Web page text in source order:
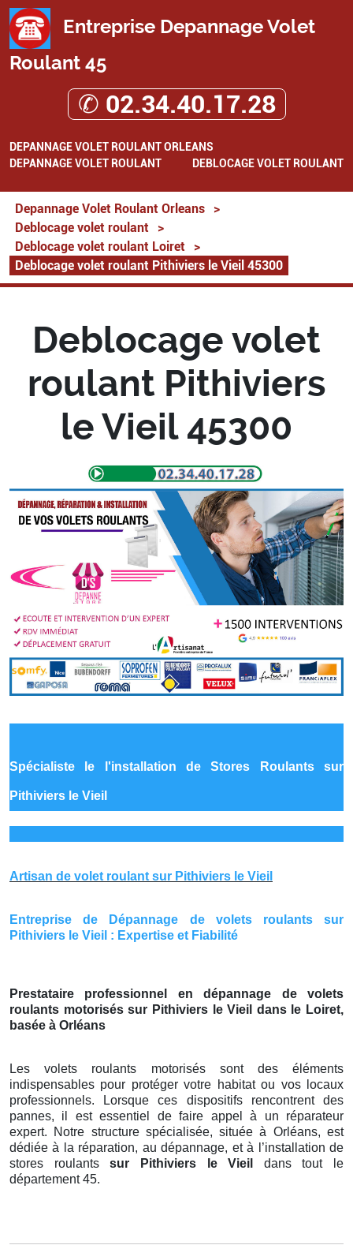
Entreprise Depannage Volet
Roulant 45
✆ 02.34.40.17.28
DEPANNAGE VOLET ROULANT ORLEANS
DEPANNAGE VOLET ROULANT
DEBLOCAGE VOLET ROULANT
Depannage Volet Roulant Orleans
>
Deblocage volet roulant
>
Deblocage volet roulant Loiret
>
Deblocage volet roulant Pithiviers le Vieil 45300
Deblocage volet
roulant Pithiviers
le Vieil 45300
Spécialiste le l'installation de Stores Roulants sur
Pithiviers le Vieil
Artisan de volet roulant sur Pithiviers le Vieil
Entreprise de Dépannage de volets roulants sur
Pithiviers le Vieil : Expertise et Fiabilité
Prestataire professionnel en dépannage de volets
roulants motorisés sur Pithiviers le Vieil dans le Loiret,
basée à Orléans
Les volets roulants motorisés sont des éléments
indispensables pour protéger votre habitat ou vos locaux
professionnels. Lorsque ces dispositifs rencontrent des
pannes, il est essentiel de faire appel à un réparateur
expert. Notre structure spécialisée, située à Orléans, est
dédiée à la réparation, au dépannage, et à l’installation de
stores roulantssur Pithiviers le Vieil dans tout le
département 45.